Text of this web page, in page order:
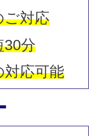
ご対応
30分
対応可能